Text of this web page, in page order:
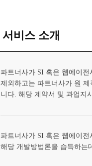
서비스 소개
파트너사가 SI 혹은 웹에이
제외하고는 파트너사가 원
니다. 해당 계약서 및 과업지
파트너사가 SI 혹은 웹에이
해당 개발방법론을 습득하는